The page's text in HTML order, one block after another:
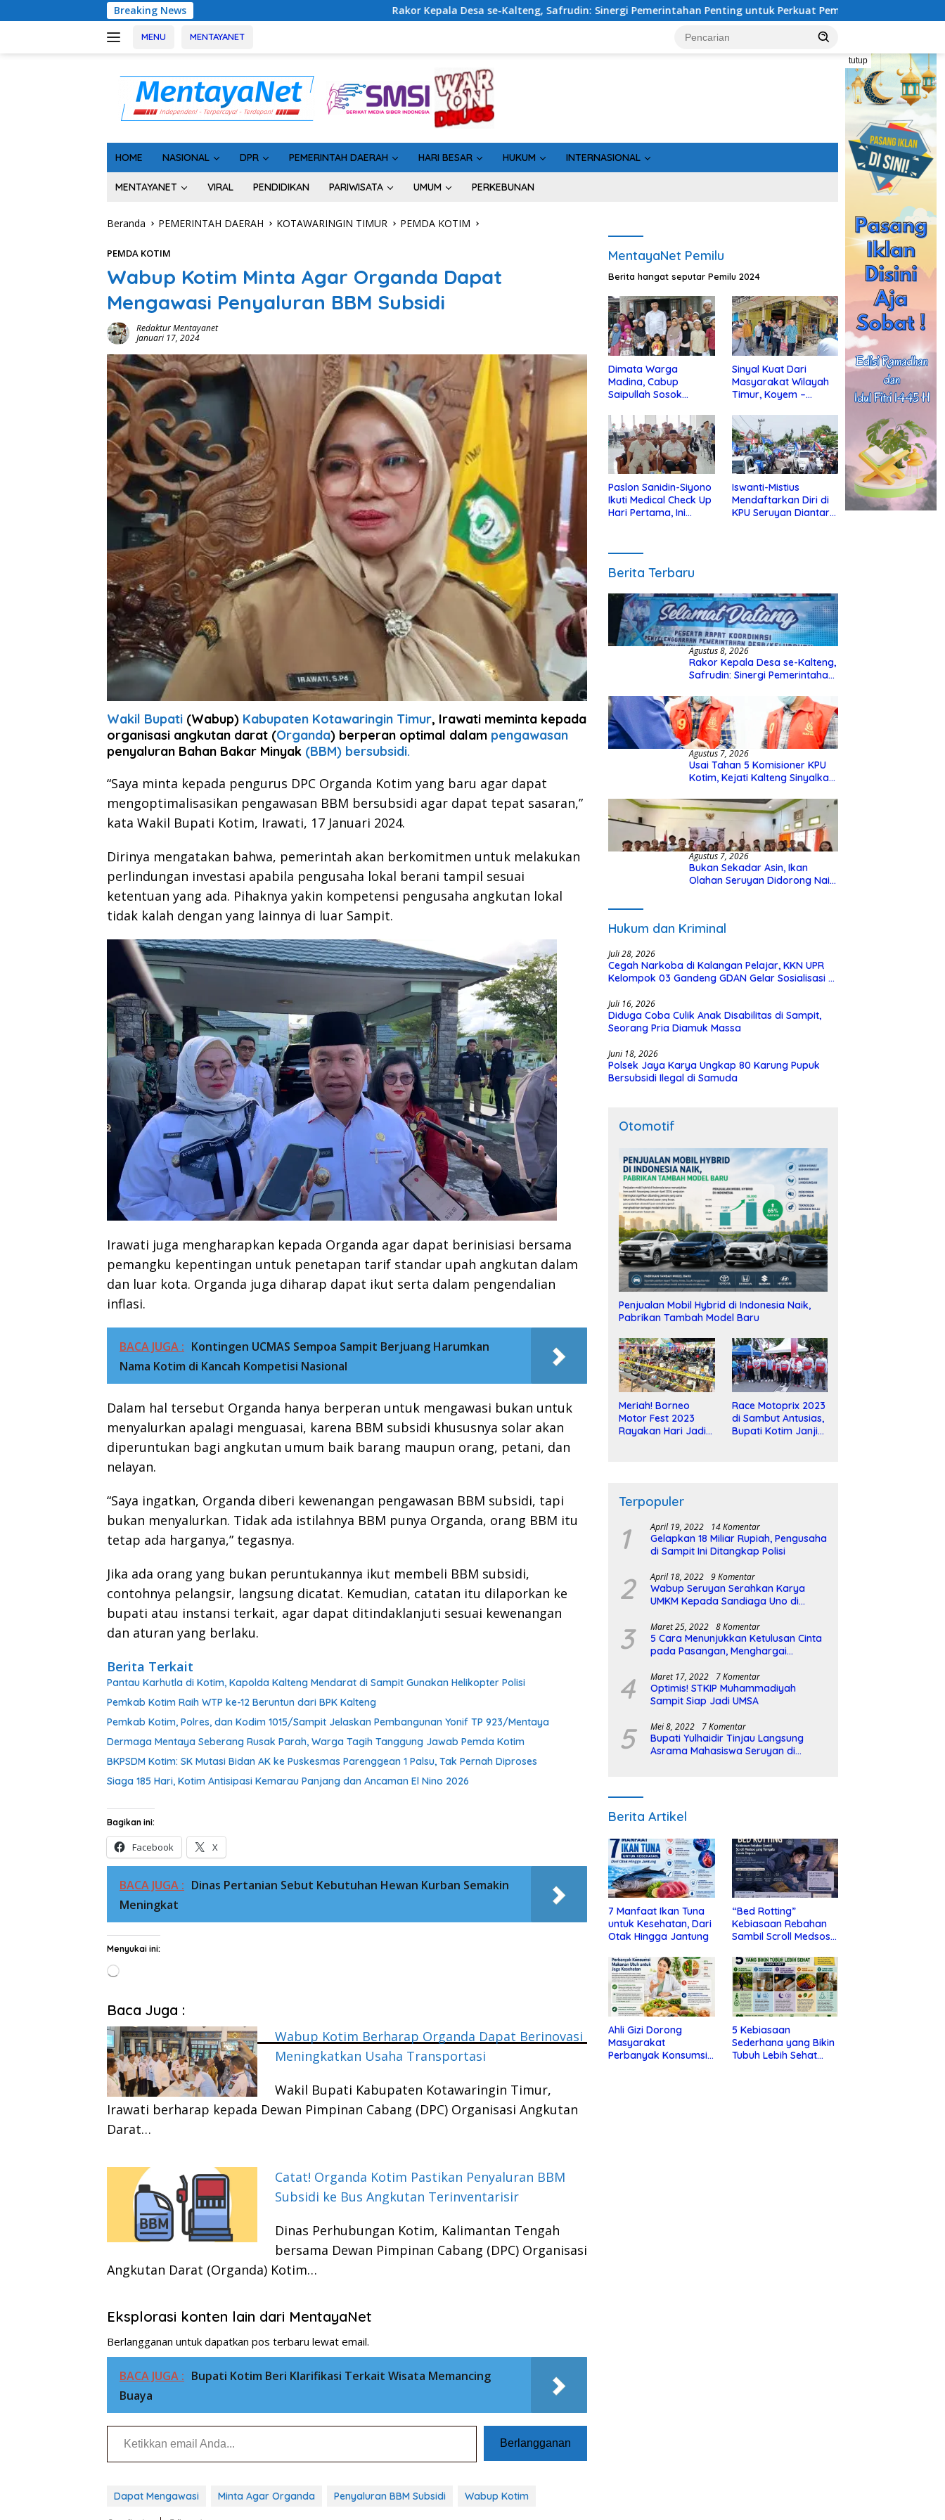
ke
Breaking News Rakor Kepala Desa se-Kalteng, Safrudin: Sinergi Pemerintahan Penting untuk Perkuat Pembangunan Desa Usai Tahan 5 Komisioner
MENU MENTAYANET
tutup
HOME NASIONAL DPR PEMERINTAH DAERAH HARI BESAR HUKUM INTERNASIONAL
MENTAYANET VIRAL PENDIDIKAN PARIWISATA UMUM PERKEBUNAN
Beranda PEMERINTAH DAERAH KOTAWARINGIN TIMUR PEMDA KOTIM
PEMDA KOTIM
Wabup Kotim Minta Agar Organda Dapat
Mengawasi Penyaluran BBM Subsidi
Redaktur Mentayanet
Januari 17, 2024
Wakil Bupati (Wabup) Kabupaten Kotawaringin Timur, Irawati meminta kepada
organisasi angkutan darat (Organda) berperan optimal dalam pengawasan
penyaluran Bahan Bakar Minyak (BBM) bersubsidi.
“Saya minta kepada pengurus DPC Organda Kotim yang baru agar dapat
mengoptimalisasikan pengawasan BBM bersubsidi agar dapat tepat sasaran,”
kata Wakil Bupati Kotim, Irawati, 17 Januari 2024.
Dirinya mengatakan bahwa, pemerintah akan berkomitmen untuk melakukan
perlindungan investasi apabila pengusaha lokal berani tampil sesuai
ketentuan yang ada. Pihaknya yakin kompetensi pengusaha angkutan lokal
tidak kalah dengan yang lainnya di luar Sampit.
Irawati juga mengharapkan kepada Organda agar dapat berinisiasi bersama
pemangku kepentingan untuk penetapan tarif standar upah angkutan dalam
dan luar kota. Organda juga diharap dapat ikut serta dalam pengendalian
inflasi.
BACA JUGA : Kontingen UCMAS Sempoa Sampit Berjuang Harumkan
Nama Kotim di Kancah Kompetisi Nasional
Dalam hal tersebut Organda hanya berperan untuk mengawasi bukan untuk
menyalurkan apalagi menguasai, karena BBM subsidi khususnya solar akan
diperuntukan bagi angkutan umum baik barang maupun orang, petani, dan
nelayan.
“Saya ingatkan, Organda diberi kewenangan pengawasan BBM subsidi, tapi
bukan menyalurkan. Tidak ada istilahnya BBM punya Organda, orang BBM itu
tetap ada harganya,” tegasnya.
Jika ada orang yang bukan peruntukannya ikut membeli BBM subsidi,
contohnya pelangsir, langsung dicatat. Kemudian, catatan itu dilaporkan ke
bupati atau instansi terkait, agar dapat ditindaklanjuti sesuai kewenangan
dan aturan yang berlaku.
Berita Terkait
Pantau Karhutla di Kotim, Kapolda Kalteng Mendarat di Sampit Gunakan Helikopter Polisi
Pemkab Kotim Raih WTP ke-12 Beruntun dari BPK Kalteng
Pemkab Kotim, Polres, dan Kodim 1015/Sampit Jelaskan Pembangunan Yonif TP 923/Mentaya
Dermaga Mentaya Seberang Rusak Parah, Warga Tagih Tanggung Jawab Pemda Kotim
BKPSDM Kotim: SK Mutasi Bidan AK ke Puskesmas Parenggean 1 Palsu, Tak Pernah Diproses
Siaga 185 Hari, Kotim Antisipasi Kemarau Panjang dan Ancaman El Nino 2026
Bagikan ini:
Facebook X
BACA JUGA : Dinas Pertanian Sebut Kebutuhan Hewan Kurban Semakin
Meningkat
Menyukai ini:
Memuat...
Baca Juga :
Wabup Kotim Berharap Organda Dapat Berinovasi
Meningkatkan Usaha Transportasi
Wakil Bupati Kabupaten Kotawaringin Timur,
Irawati berharap kepada Dewan Pimpinan Cabang (DPC) Organisasi Angkutan
Darat…
Catat! Organda Kotim Pastikan Penyaluran BBM
Subsidi ke Bus Angkutan Terinventarisir
Dinas Perhubungan Kotim, Kalimantan Tengah
bersama Dewan Pimpinan Cabang (DPC) Organisasi
Angkutan Darat (Organda) Kotim…
Eksplorasi konten lain dari MentayaNet
Berlangganan untuk dapatkan pos terbaru lewat email.
BACA JUGA : Bupati Kotim Beri Klarifikasi Terkait Wisata Memancing
Buaya
Ketikkan email Anda...
Berlangganan
Dapat Mengawasi Minta Agar Organda Penyaluran BBM Subsidi Wabup Kotim
MentayaNet Pemilu
Berita hangat seputar Pemilu 2024
Dimata Warga
Madina, Cabup
Saipullah Sosok
Anak Yatim
Sinyal Kuat Dari
Masyarakat Wilayah
Timur, Koyem –
di Kotim
Paslon Sanidin-Siyono
Ikuti Medical Check Up
Hari Pertama, Ini
Iswanti-Mistius
Mendaftarkan Diri di
KPU Seruyan Diantar
Berita Terbaru
Agustus 8, 2026
Rakor Kepala Desa se-Kalteng,
Safrudin: Sinergi Pemerintahan
Pembangunan Desa
Agustus 7, 2026
Usai Tahan 5 Komisioner KPU
Kotim, Kejati Kalteng Sinyalkan
Hibah Rp40 Miliar
Agustus 7, 2026
Bukan Sekadar Asin, Ikan
Olahan Seruyan Didorong Naik
Hukum dan Kriminal
Juli 28, 2026
Cegah Narkoba di Kalangan Pelajar, KKN UPR
Kelompok 03 Gandeng GDAN Gelar Sosialisasi di
Juli 16, 2026
Diduga Coba Culik Anak Disabilitas di Sampit,
Seorang Pria Diamuk Massa
Juni 18, 2026
Polsek Jaya Karya Ungkap 80 Karung Pupuk
Bersubsidi Ilegal di Samuda
Otomotif
Penjualan Mobil Hybrid di Indonesia Naik,
Pabrikan Tambah Model Baru
Meriah! Borneo
Motor Fest 2023
Rayakan Hari Jadi
Race Motoprix 2023
di Sambut Antusias,
Bupati Kotim Janji
Terpopuler
1 April 19, 2022 14 Komentar
Gelapkan 18 Miliar Rupiah, Pengusaha
di Sampit Ini Ditangkap Polisi
2 April 18, 2022 9 Komentar
Wabup Seruyan Serahkan Karya
UMKM Kepada Sandiaga Uno di
3 Maret 25, 2022 8 Komentar
5 Cara Menunjukkan Ketulusan Cinta
pada Pasangan, Menghargai
4 Maret 17, 2022 7 Komentar
Optimis! STKIP Muhammadiyah
Sampit Siap Jadi UMSA
5 Mei 8, 2022 7 Komentar
Bupati Yulhaidir Tinjau Langsung
Asrama Mahasiswa Seruyan di
Berita Artikel
7 Manfaat Ikan Tuna
untuk Kesehatan, Dari
Otak Hingga Jantung
“Bed Rotting”
Kebiasaan Rebahan
Sambil Scroll Medsos
Depresi
Ahli Gizi Dorong
Masyarakat
Perbanyak Konsumsi
5 Kebiasaan
Sederhana yang Bikin
Tubuh Lebih Sehat